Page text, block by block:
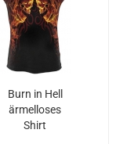
Burn in Hell
ärmelloses
Shirt